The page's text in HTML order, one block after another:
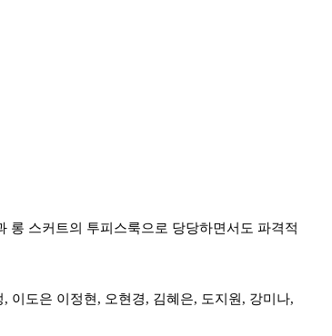
롱 스커트의 투피스룩으로 당당하면서도 파격적
이도은 이정현, 오현경, 김혜은, 도지원, 강미나,